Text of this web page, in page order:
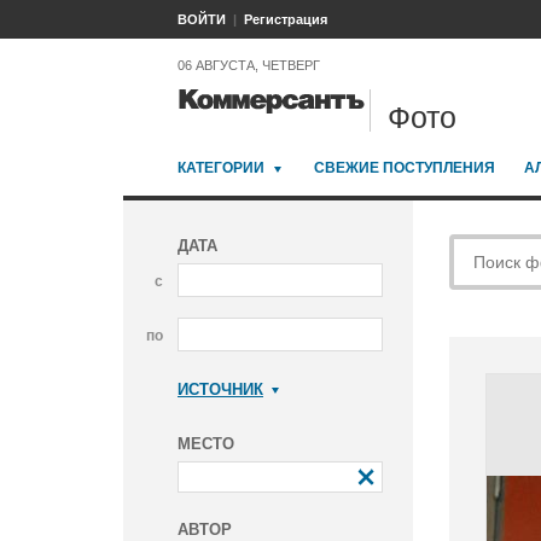
ВОЙТИ Регистрация
06 АВГУСТА, ЧЕТВЕРГ
Фото
КАТЕГОРИИ СВЕЖИЕ ПОСТУПЛЕНИЯ
ДАТА
с
по
ИСТОЧНИК
МЕСТО
АВТОР